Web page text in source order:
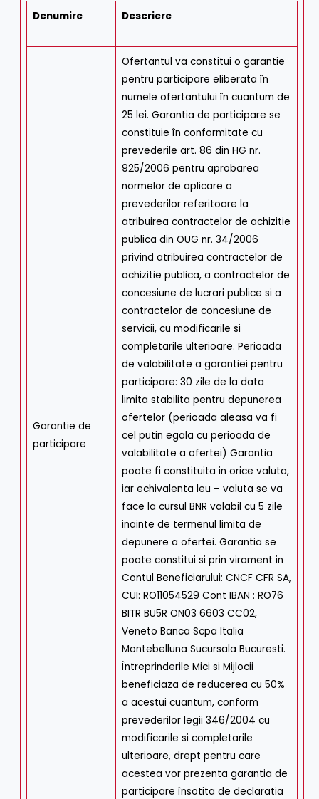
Denumire Descriere
Garantie de
participare
Ofertantul va constitui o garantie
pentru participare eliberata în
numele ofertantului în cuantum de
25 lei. Garantia de participare se
constituie în conformitate cu
prevederile art. 86 din HG nr.
925/2006 pentru aprobarea
normelor de aplicare a
prevederilor referitoare la
atribuirea contractelor de achizitie
publica din OUG nr. 34/2006
privind atribuirea contractelor de
achizitie publica, a contractelor de
concesiune de lucrari publice si a
contractelor de concesiune de
servicii, cu modificarile si
completarile ulterioare. Perioada
de valabilitate a garantiei pentru
participare: 30 zile de la data
limita stabilita pentru depunerea
ofertelor (perioada aleasa va fi
cel putin egala cu perioada de
valabilitate a ofertei) Garantia
poate fi constituita in orice valuta,
iar echivalenta leu – valuta se va
face la cursul BNR valabil cu 5 zile
inainte de termenul limita de
depunere a ofertei. Garantia se
poate constitui si prin virament in
Contul Beneficiarului: CNCF CFR SA,
CUI: RO11054529 Cont IBAN : RO76
BITR BU5R ON03 6603 CC02,
Veneto Banca Scpa Italia
Montebelluna Sucursala Bucuresti.
Întreprinderile Mici si Mijlocii
beneficiaza de reducerea cu 50%
a acestui cuantum, conform
prevederilor legii 346/2004 cu
modificarile si completarile
ulterioare, drept pentru care
acestea vor prezenta garantia de
participare însotita de declaratia